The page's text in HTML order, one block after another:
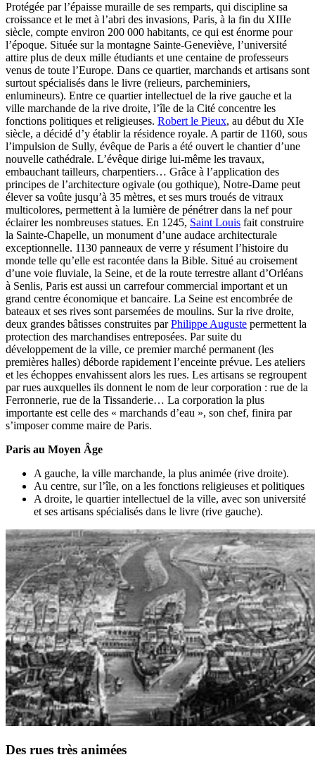
Protégée par l’épaisse muraille de ses remparts, qui discipline sa
croissance et le met à l’abri des invasions, Paris, à la fin du XIIIe
siècle, compte environ 200 000 habitants, ce qui est énorme pour
l’époque. Située sur la montagne Sainte-Geneviève, l’université
attire plus de deux mille étudiants et une centaine de professeurs
venus de toute l’Europe. Dans ce quartier, marchands et artisans sont
surtout spécialisés dans le livre (relieurs, parcheminiers,
enlumineurs). Entre ce quartier intellectuel de la rive gauche et la
ville marchande de la rive droite, l’île de la Cité concentre les
fonctions politiques et religieuses. Robert le Pieux, au début du XIe
siècle, a décidé d’y établir la résidence royale. A partir de 1160, sous
l’impulsion de Sully, évêque de Paris a été ouvert le chantier d’une
nouvelle cathédrale. L’évêque dirige lui-même les travaux,
embauchant tailleurs, charpentiers… Grâce à l’application des
principes de l’architecture ogivale (ou gothique), Notre-Dame peut
élever sa voûte jusqu’à 35 mètres, et ses murs troués de vitraux
multicolores, permettent à la lumière de pénétrer dans la nef pour
éclairer les nombreuses statues. En 1245, Saint Louis fait construire
la Sainte-Chapelle, un monument d’une audace architecturale
exceptionnelle. 1130 panneaux de verre y résument l’histoire du
monde telle qu’elle est racontée dans la Bible. Situé au croisement
d’une voie fluviale, la Seine, et de la route terrestre allant d’Orléans
à Senlis, Paris est aussi un carrefour commercial important et un
grand centre économique et bancaire. La Seine est encombrée de
bateaux et ses rives sont parsemées de moulins. Sur la rive droite,
deux grandes bâtisses construites parPhilippe Auguste permettent la
protection des marchandises entreposées. Par suite du
développement de la ville, ce premier marché permanent (les
premières halles) déborde rapidement l’enceinte prévue. Les ateliers
et les échoppes envahissent alors les rues. Les artisans se regroupent
par rues auxquelles ils donnent le nom de leur corporation : rue de la
Ferronnerie, rue de la Tissanderie… La corporation la plus
importante est celle des « marchands d’eau », son chef, finira par
s’imposer comme maire de Paris.
Paris au Moyen Âge
A gauche, la ville marchande, la plus animée (rive droite).
Au centre, sur l’île, on a les fonctions religieuses et politiques
A droite, le quartier intellectuel de la ville, avec son université
et ses artisans spécialisés dans le livre (rive gauche).
Des rues très animées